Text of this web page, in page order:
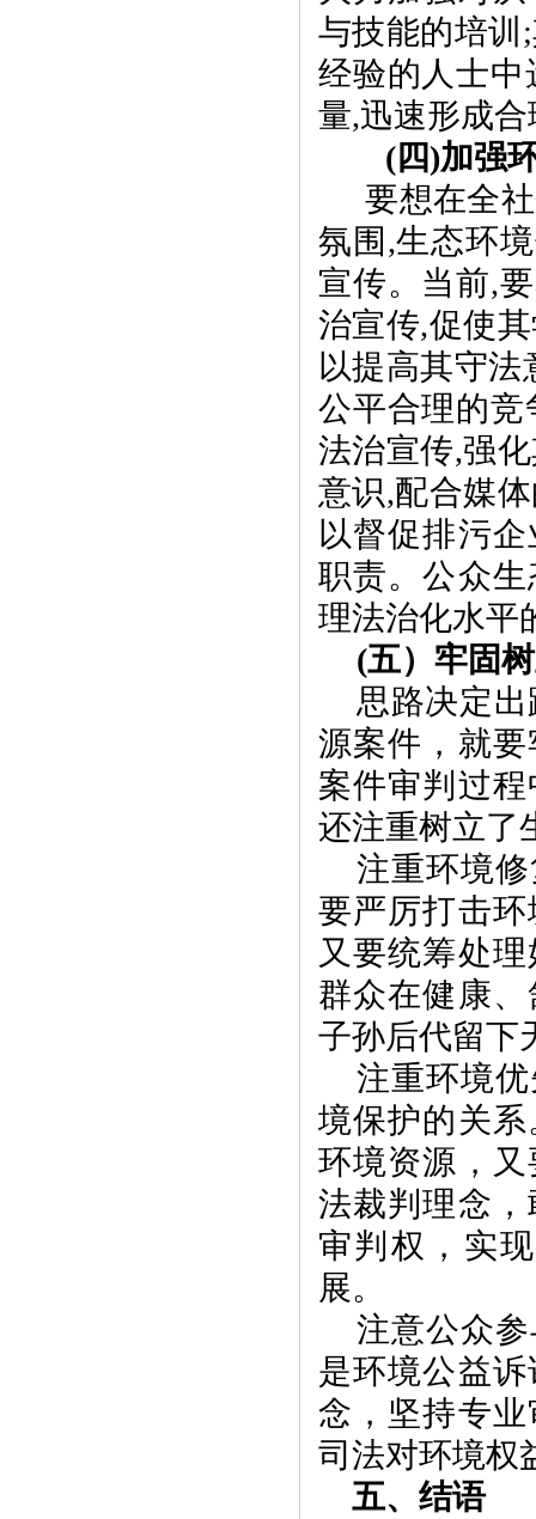
与技能的培训 ;
经验的人士
量,迅速形成
(四)加强
要想在全
氛围 ,生态环
宣传。当前,
治宣传,促使
以提高其守
公平合理的竞
法治宣传,强
意识,配合媒
以督促排污
职责。公众
理法治化水平
(五）牢固
思路决定出
源案件，就
案件审判过
还注重树立了
注重环境
要严厉打击
又要统筹处
群众在健康
子孙后代留下
注重环境
境保护的关
环境资源，
法裁判理念
审判权，实
展。
注意公众
是环境公益
念，坚持专
司法对环境权
五、结语